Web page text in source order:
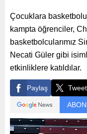
Çocuklara
kampta öğrenciler,
basketbolcularımız
Necati Güler gibi
etkinliklere katıldılar.
Paylaş